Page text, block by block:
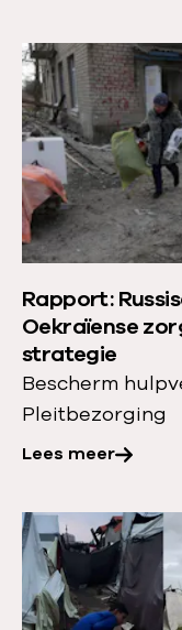
Rapport:
Oekraïense
strategie
Bescherm
Pleitbezorging
Lees meer
L
e
e
s
m
e
e
o
v
e
r
:
R
p
p
r
L
e
e
s